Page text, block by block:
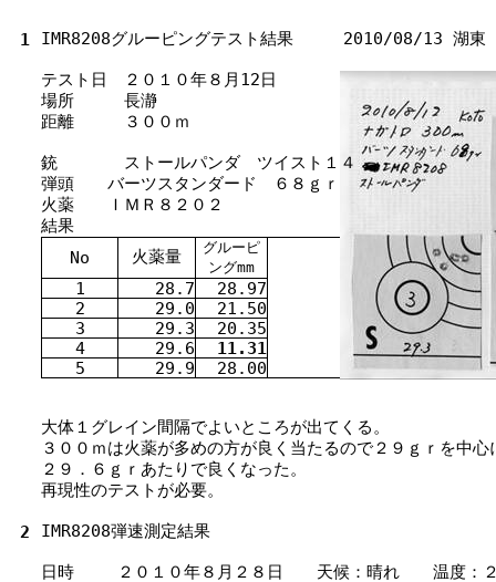
1 IMR8208グルーピングテスト結果 2010/08/13 湖東
テスト 日 ２０１０年８ 月 12日
場所
長瀞
距離 ３００ｍ
銃 ストールパンダ ツイスト１４
弾頭 バーツスタンダード ６８ｇｒ
火薬 ＩＭＲ８２０２
結果
No
火薬量
グルーピ
ングmm
1 28.7
28.97
2
29.0
21.50
3
29.3
20.35
4
29.6
11.31
5
29.9 28.00
大体 １グレイン間隔でよいところが出てくる。
３００ｍは火薬が多めの方が良 く 当たるので２９ｇｒを中心
２９．６ｇｒあたりで良 くなった。
再現性のテストが必要。
2 IMR8208弾速測定結果
日時 ２０１０年８ 月 ２８ 日 天候 ： 晴れ 温度